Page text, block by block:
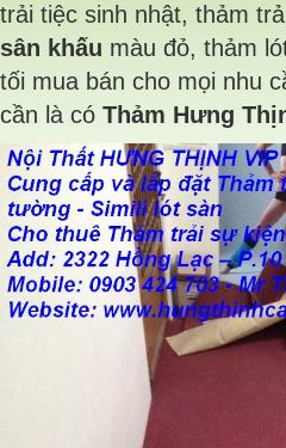
trải tiệc sinh nhật, thảm
sân khấu màu đỏ, thảm
tối mua bán cho mọi nhu
cần là có Thảm Hưng